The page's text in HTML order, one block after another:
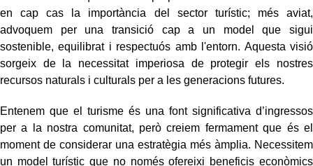
en cap cas la importància del sector turístic; més aviat,
advoquem per una transició cap a un model que sigui
sostenible, equilibrat i respectuós amb l'entorn. Aquesta visió
sorgeix de la necessitat imperiosa de protegir els nostres
recursos naturals i culturals per a les generacions futures.
Entenem que el turisme és una font significativa d’ingressos
per a la nostra comunitat, però creiem fermament que és el
moment de considerar una estratègia més àmplia. Necessitem
un model turístic que no només ofereixi beneficis econòmics